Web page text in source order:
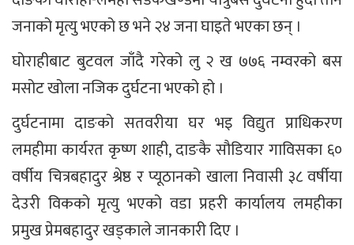
जनाको मृत्यु भएको छ भने २४ जना घाइते भएका छन् ।
घोराहीबाट बुटवल जाँदै गरेको लु २ ख ७७६ नम्वरको बस
मसोट खोला नजिक दुर्घटना भएको हो ।
दुर्घटनामा दाङको सतवरीया घर भइ विद्युत प्राधिकरण
लमहीमा कार्यरत कृष्ण शाही, दाङकै सौडियार गाविसका ६०
वर्षीय चित्रबहादुर श्रेष्ठ र प्यूठानको खाला निवासी ३८ वर्षीया
देउरी विकको मृत्यु भएको वडा प्रहरी कार्यालय लमहीका
प्रमुख प्रेमबहादुर खड्काले जानकारी दिए ।